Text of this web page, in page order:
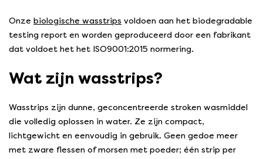
Onze biologische wasstrips voldoen aan het biodegradable
testing report en worden geproduceerd door een fabrikant
dat voldoet het het ISO9001:2015 normering.
Wat zijn wasstrips?
Wasstrips zijn dunne, geconcentreerde stroken wasmiddel
die volledig oplossen in water. Ze zijn compact,
lichtgewicht en eenvoudig in gebruik. Geen gedoe meer
met zware flessen of morsen met poeder; één strip per